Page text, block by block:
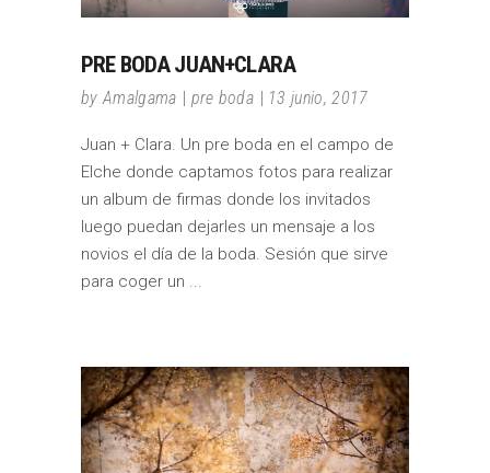
PRE BODA JUAN+CLARA
by Amalgama pre boda 13 junio, 2017
Juan + Clara. Un pre boda en el campo de
Elche donde captamos fotos para realizar
un album de firmas donde los invitados
luego puedan dejarles un mensaje a los
novios el día de la boda. Sesión que sirve
para coger un